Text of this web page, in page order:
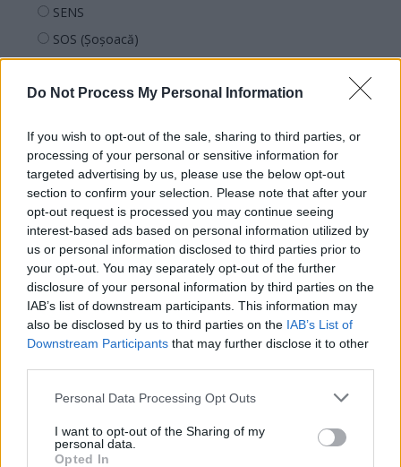
Do Not Process My Personal Information
If you wish to opt-out of the sale, sharing to third parties, or
processing of your personal or sensitive information for
targeted advertising by us, please use the below opt-out
section to confirm your selection. Please note that after your
opt-out request is processed you may continue seeing
interest-based ads based on personal information utilized by
us or personal information disclosed to third parties prior to
your opt-out. You may separately opt-out of the further
disclosure of your personal information by third parties on the
IAB’s list of downstream participants. This information may
also be disclosed by us to third parties on the IAB’s List of
Downstream Participants that may further disclose it to other
Personal Data Processing Opt Outs
I want to opt-out of the Sharing of my
personal data.
Opted In
SENS
SOS (Șoșoacă)
POT (Gavrilă)
PACE (Peia)
PDF (Lazarus)
PUSL (D. Voiculescu)
PNȚCD (Pavelescu)
PNCR (Terheș)
Partidul Patrioților (Surugiu)
FAR (Coarnă)
România pe Primul Loc (Ponta)
Altul
Arată rezultatele
Arhiva sondajelor